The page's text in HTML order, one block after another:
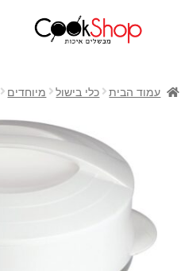
חנות
מחבתות
כלי הגשה ואירוח
מוצרי חשמל למטבח
גאדג'טס וכלי מטבח
אחסון למטבח
סכינים
עמוד הבית כלי בישול מיוחדים